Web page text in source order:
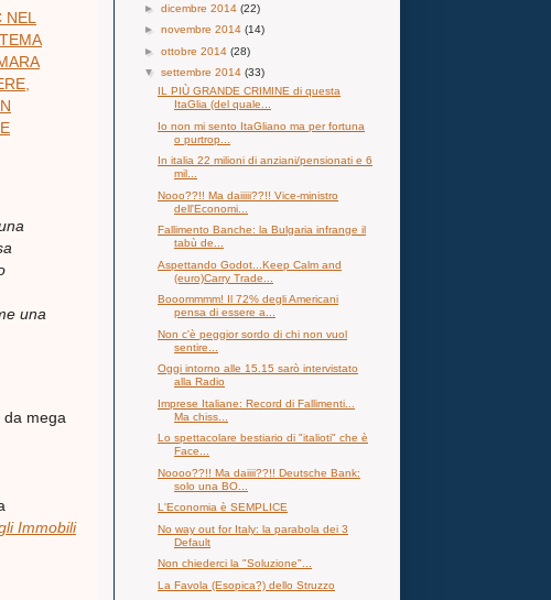
NEL
una
da mega
Immobili
► dicembre 2014 (22)
► novembre 2014 (14)
► ottobre 2014 (28)
▼ settembre 2014 (33)
IL PIÙ GRANDE CRIMINE di questa
ItaGlia (del quale...
Io non mi sento ItaGliano ma per fortuna
o purtrop...
In italia 22 milioni di anziani/pensionati e 6
mil...
Nooo??!! Ma daiiiii??!! Vice-ministro
dell'Economi...
Fallimento Banche: la Bulgaria infrange il
tabù de...
Aspettando Godot...Keep Calm and
(euro)Carry Trade...
Booommmm! Il 72% degli Americani
pensa di essere a...
Non c'è peggior sordo di chi non vuol
sentire...
Oggi intorno alle 15.15 sarò intervistato
alla Radio
Imprese Italiane: Record di Fallimenti...
Ma chiss...
Lo spettacolare bestiario di "italioti" che è
Face...
Noooo??!! Ma daiiii??!! Deutsche Bank:
solo una BO...
L'Economia è SEMPLICE
No way out for Italy: la parabola dei 3
Default
Non chiederci la "Soluzione"...
La Favola (Esopica?) dello Struzzo